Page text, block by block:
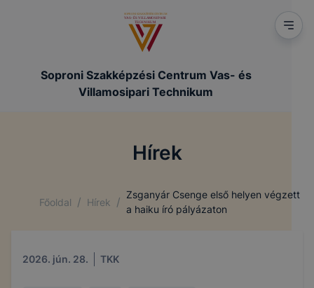
Soproni Szakképzési Centrum Vas- és
Villamosipari Technikum
Hírek
Főoldal / Hírek /
Zsganyár Csenge első helyen végzett
a haiku író pályázaton
2026. jún. 28. TKK